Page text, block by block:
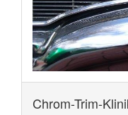
Chrom-Trim-